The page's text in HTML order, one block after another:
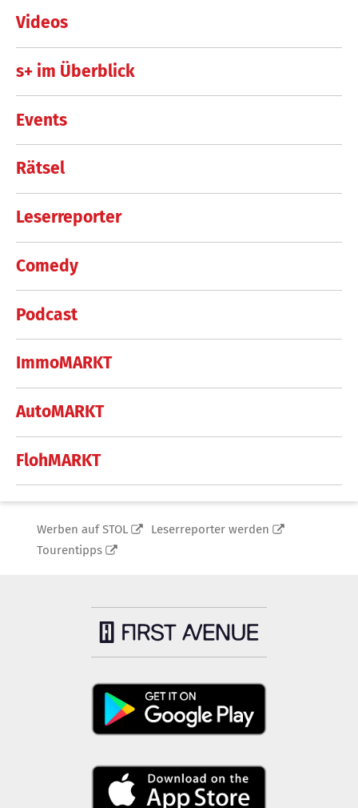
Videos
s+ im Überblick
Events
Rätsel
Leserreporter
Comedy
Podcast
ImmoMARKT
AutoMARKT
FlohMARKT
Werben auf STOL
Leserreporter werden
Tourentipps